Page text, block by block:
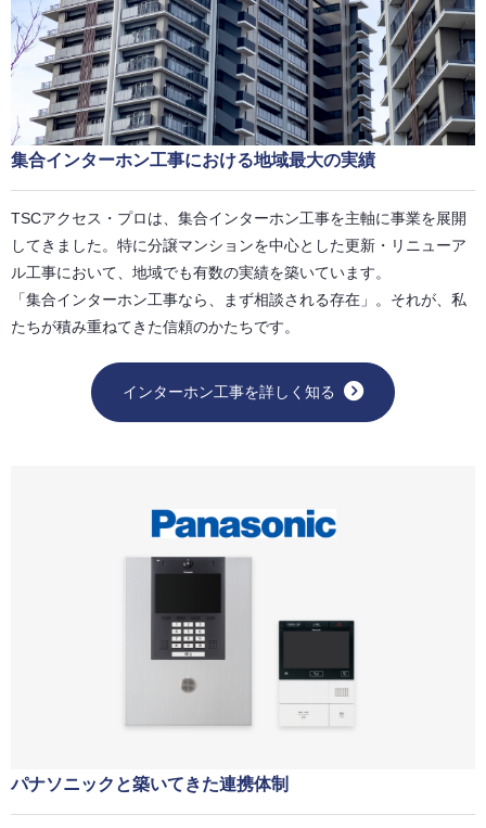
集合インターホン工事における地域最大の実績
TSCアクセス・プロは、集合インターホン工事を主軸に事業を展開
してきました。特に分譲マンションを中心とした更新・リニューア
ル工事において、地域でも有数の実績を築いています。
「集合インターホン工事なら、まず相談される存在」。それが、私
たちが積み重ねてきた信頼のかたちです。
インターホン工事を詳しく知る
パナソニックと築いてきた連携体制